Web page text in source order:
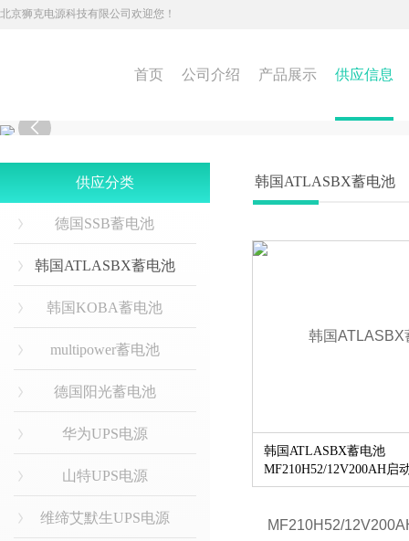
北京狮克电源科技有限公司欢迎您！
首页 公司介绍 产品展示 供应信息

供应分类
德国SSB蓄电池
韩国ATLASBX蓄电池
韩国KOBA蓄电池
multipower蓄电池
德国阳光蓄电池
华为UPS电源
山特UPS电源
维缔艾默生UPS电源
韩国ATLASBX蓄电池
韩国ATLASBX蓄电池
MF210H52/12V200AH启
池